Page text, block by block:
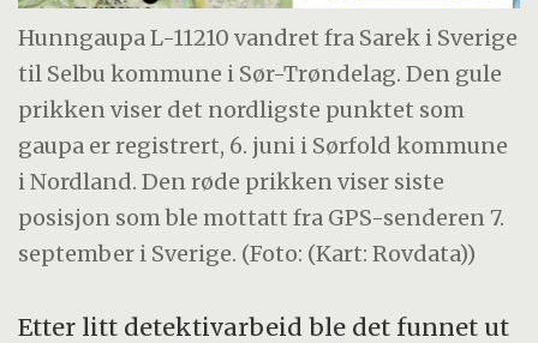
Hunngaupa L-11210 vandret fra Sarek i Sverige
til Selbu kommune i Sør-Trøndelag. Den gule
prikken viser det nordligste punktet som
gaupa er registrert, 6. juni i Sørfold kommune
i Nordland. Den røde prikken viser siste
posisjon som ble mottatt fra GPS-senderen 7.
september i Sverige. (Foto: (Kart: Rovdata))
Etter litt detektivarbeid ble det funnet ut